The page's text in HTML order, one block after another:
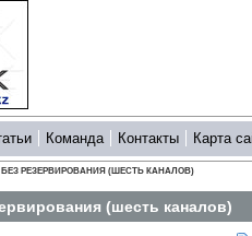
Команда Контакты Карта
БЕЗ РЕЗЕРВИРОВАНИЯ (ШЕСТЬ КАНАЛОВ)
(шесть каналов)